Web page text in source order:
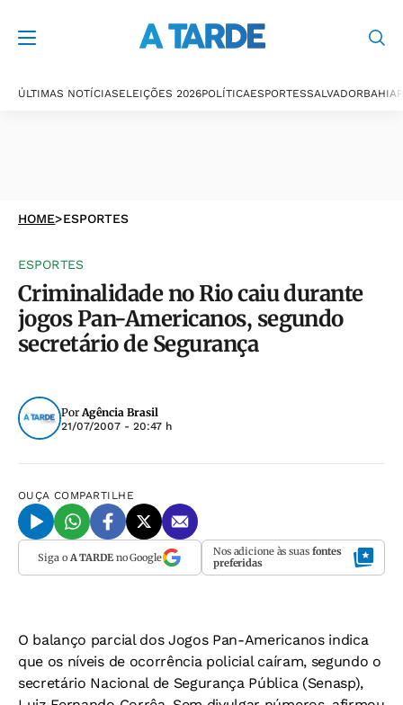
ÚLTIMAS NOTÍCIASELEIÇÕES 2026POLÍTICAESPORTESSALVADORBAHIA
HOME>ESPORTES
ESPORTES
Criminalidade no Rio caiu durante
jogos Pan-Americanos, segundo
secretário de Segurança
PorAgência Brasil
21/07/2007 - 20:47 h
OUÇA COMPARTILHE
Siga o A TARDEno Google Nos adicione às suas fontes
preferidas
O balanço parcial dos Jogos Pan-Americanos indica
que os níveis de ocorrência policial caíram, segundo o
secretário Nacional de Segurança Pública (Senasp),